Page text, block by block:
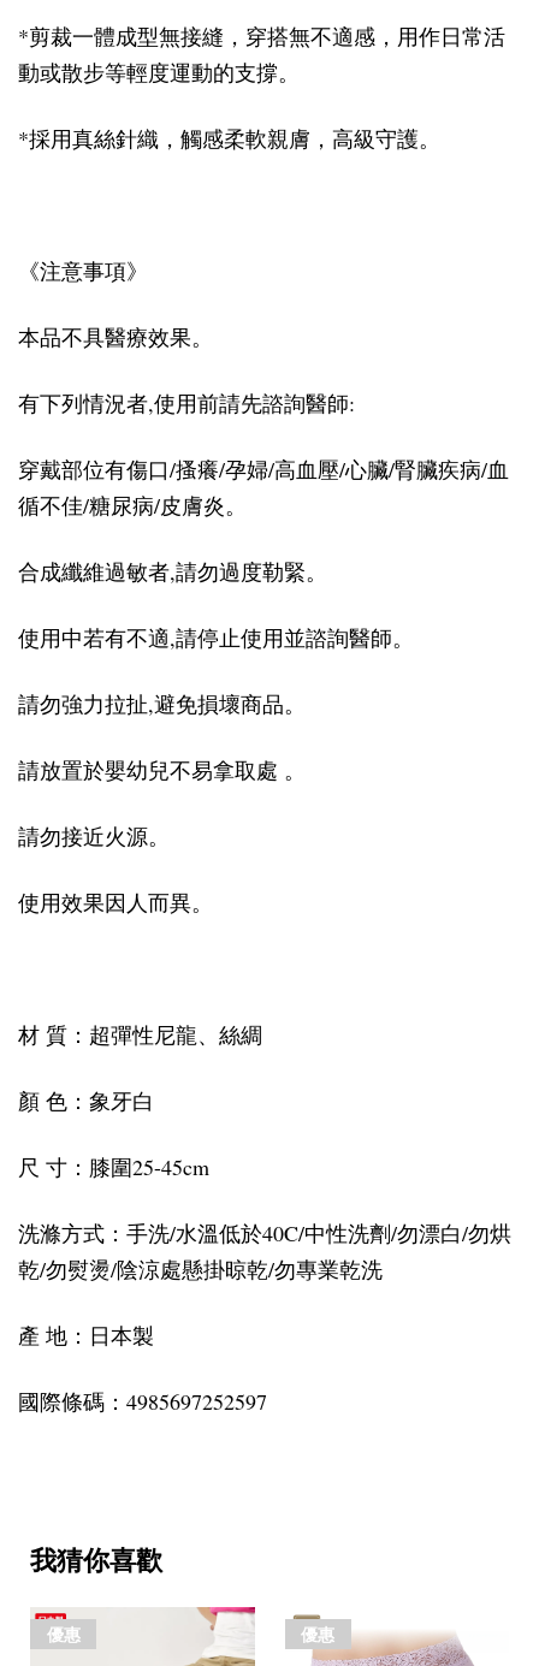
*剪裁一體成型無接縫，穿搭無不適感，用作日常活
動或散步等輕度運動的支撐。
*採用真絲針織，觸感柔軟親膚，高級守護。
《注意事項》
本品不具醫療效果。
有下列情況者,使用前請先諮詢醫師:
穿戴部位有傷口/搔癢/孕婦/高血壓/心臟/腎臟疾病/血
循不佳/糖尿病/皮膚炎。
合成纖維過敏者,請勿過度勒緊。
使用中若有不適,請停止使用並諮詢醫師。
請勿強力拉扯,避免損壞商品。
請放置於嬰幼兒不易拿取處 。
請勿接近火源。
使用效果因人而異。
材 質：超彈性尼龍、絲綢
顏 色：象牙白
尺 寸：膝圍25-45cm
洗滌方式：手洗/水溫低於40C/中性洗劑/勿漂白/勿烘
乾/勿熨燙/陰涼處懸掛晾乾/勿專業乾洗
產 地：日本製
國際條碼：4985697252597
我猜你喜歡
優惠 優惠